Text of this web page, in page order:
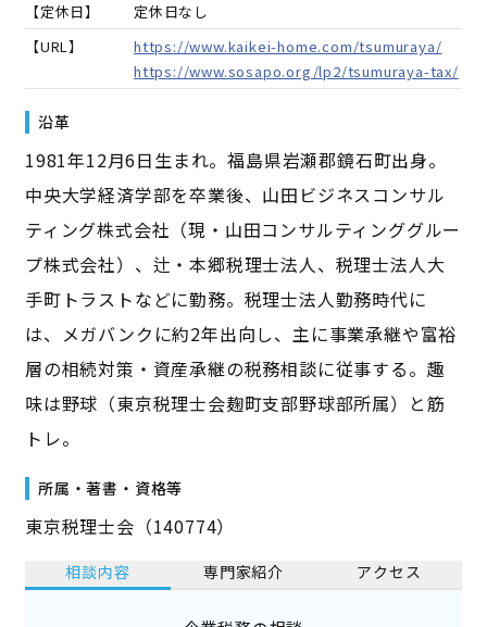
【定休日】
定休日なし
【URL】
https://www.kaikei-home.com/tsumuraya/
https://www.sosapo.org/lp2/tsumuraya-tax/
沿革
1981年12月6日生まれ。福島県岩瀬郡鏡石町出身。
中央大学経済学部を卒業後、山田ビジネスコンサル
ティング株式会社（現・山田コンサルティンググルー
プ株式会社）、辻・本郷税理士法人、税理士法人大
手町トラストなどに勤務。税理士法人勤務時代に
は、メガバンクに約2年出向し、主に事業承継や富裕
層の相続対策・資産承継の税務相談に従事する。趣
味は野球（東京税理士会麹町支部野球部所属）と筋
トレ。
所属・著書・資格等
東京税理士会（140774）
相談内容 専門家紹介 アクセス